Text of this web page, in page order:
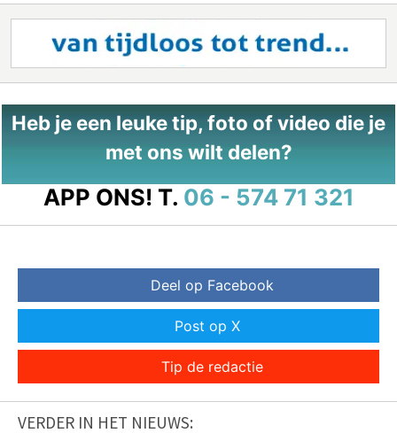
Heb je een leuke tip, foto of video die je
met ons wilt delen?
APP ONS! T. 06 - 574 71 321
Deel op Facebook
Post op X
Tip de redactie
VERDER IN HET NIEUWS: